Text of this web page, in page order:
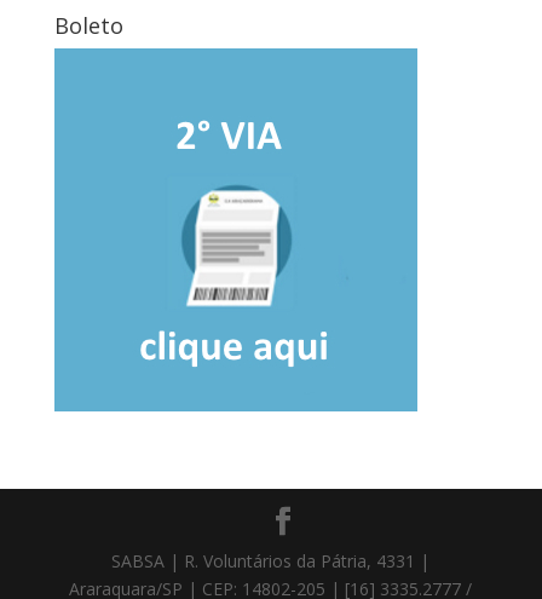
Boleto
SABSA | R. Voluntários da Pátria, 4331 |
Araraquara/SP | CEP: 14802-205 | [16] 3335.2777 /